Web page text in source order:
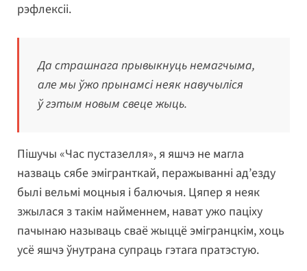
рэфлексіі.
Да страшнага прывыкнуць немагчыма,
але мы ўжо прынамсі неяк навучыліся
ў гэтым новым свеце жыць.
Пішучы «Час пустазелля», я яшчэ не магла
назваць сябе эмігранткай, перажыванні ад’езду
былі вельмі моцныя і балючыя. Цяпер я неяк
зжылася з такім найменнем, нават ужо паціху
пачынаю называць сваё жыццё эмігранцкім, хоць
усё яшчэ ўнутрана супраць гэтага пратэстую.